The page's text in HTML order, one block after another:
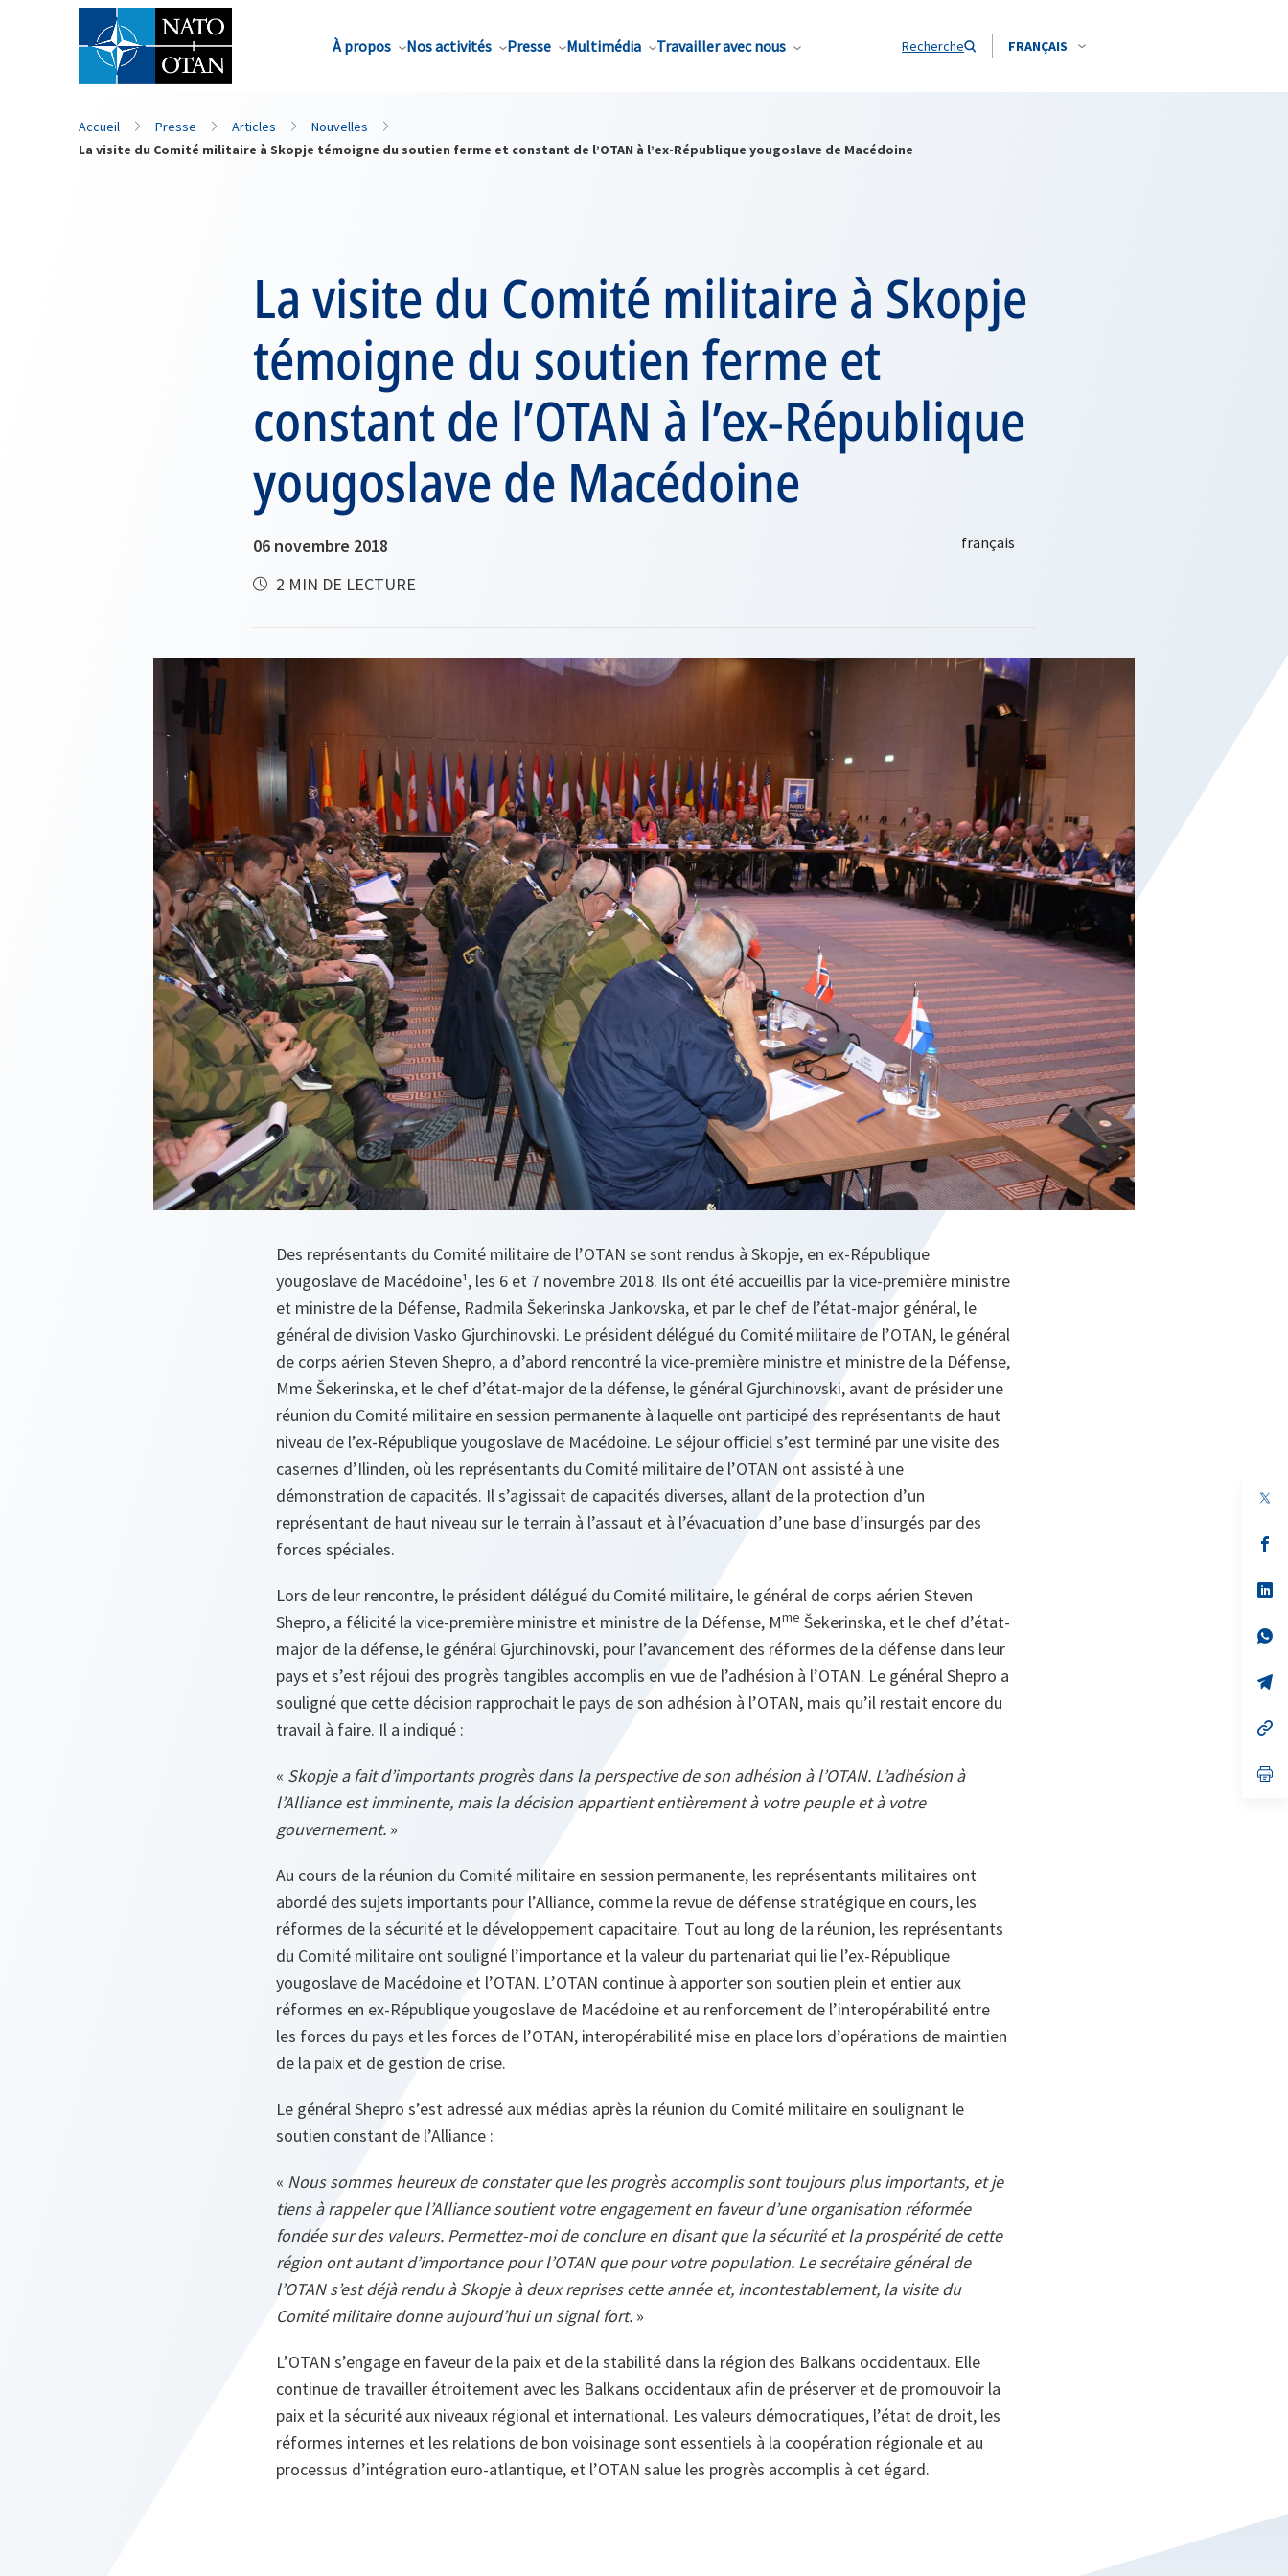
À propos Nos activités Presse Multimédia Travailler avec nous Recherche FRANÇAIS
Nom de famille*
Accueil Presse Articles
Nouvelles
La visite du Comité militaire à Skopje témoigne du soutien ferme et constant de l’OTAN à l’ex-République yougoslave de Macédoine
La visite du Comité militaire à Skopje
témoigne du soutien ferme et
constant de l’OTAN à l’ex-République
yougoslave de Macédoine
06 novembre 2018
2 MIN DE LECTURE
Des représentants du Comité militaire de l’OTAN se sont rendus à Skopje, en ex-République
yougoslave de Macédoine¹, les 6 et 7 novembre 2018. Ils ont été accueillis par la vice-première ministre
et ministre de la Défense, Radmila Šekerinska Jankovska, et par le chef de l’état-major général, le
général de division Vasko Gjurchinovski. Le président délégué du Comité militaire de l’OTAN, le général
de corps aérien Steven Shepro, a d’abord rencontré la vice-première ministre et ministre de la Défense,
Mme Šekerinska, et le chef d’état-major de la défense, le général Gjurchinovski, avant de présider une
réunion du Comité militaire en session permanente à laquelle ont participé des représentants de haut
niveau de l’ex-République yougoslave de Macédoine. Le séjour officiel s’est terminé par une visite des
casernes d’Ilinden, où les représentants du Comité militaire de l’OTAN ont assisté à une
démonstration de capacités. Il s’agissait de capacités diverses, allant de la protection d’un
représentant de haut niveau sur le terrain à l’assaut et à l’évacuation d’une base d’insurgés par des
forces spéciales.
Lors de leur rencontre, le président délégué du Comité militaire, le général de corps aérien Steven
Shepro, a félicité la vice-première ministre et ministre de la Défense, Mme Šekerinska, et le chef d’état-
major de la défense, le général Gjurchinovski, pour l’avancement des réformes de la défense dans leur
pays et s’est réjoui des progrès tangibles accomplis en vue de l’adhésion à l’OTAN. Le général Shepro a
souligné que cette décision rapprochait le pays de son adhésion à l’OTAN, mais qu’il restait encore du
travail à faire. Il a indiqué :
« Skopje a fait d’importants progrès dans la perspective de son adhésion à l’OTAN. L’adhésion à
l’Alliance est imminente, mais la décision appartient entièrement à votre peuple et à votre
gouvernement. »
Au cours de la réunion du Comité militaire en session permanente, les représentants militaires ont
abordé des sujets importants pour l’Alliance, comme la revue de défense stratégique en cours, les
réformes de la sécurité et le développement capacitaire. Tout au long de la réunion, les représentants
du Comité militaire ont souligné l’importance et la valeur du partenariat qui lie l’ex-République
yougoslave de Macédoine et l’OTAN. L’OTAN continue à apporter son soutien plein et entier aux
réformes en ex-République yougoslave de Macédoine et au renforcement de l’interopérabilité entre
les forces du pays et les forces de l’OTAN, interopérabilité mise en place lors d’opérations de maintien
de la paix et de gestion de crise.
Le général Shepro s’est adressé aux médias après la réunion du Comité militaire en soulignant le
soutien constant de l’Alliance :
« Nous sommes heureux de constater que les progrès accomplis sont toujours plus importants, et je
tiens à rappeler que l’Alliance soutient votre engagement en faveur d’une organisation réformée
fondée sur des valeurs. Permettez-moi de conclure en disant que la sécurité et la prospérité de cette
région ont autant d’importance pour l’OTAN que pour votre population. Le secrétaire général de
l’OTAN s’est déjà rendu à Skopje à deux reprises cette année et, incontestablement, la visite du
Comité militaire donne aujourd’hui un signal fort. »
L’OTAN s’engage en faveur de la paix et de la stabilité dans la région des Balkans occidentaux. Elle
continue de travailler étroitement avec les Balkans occidentaux afin de préserver et de promouvoir la
paix et la sécurité aux niveaux régional et international. Les valeurs démocratiques, l’état de droit, les
réformes internes et les relations de bon voisinage sont essentiels à la coopération régionale et au
processus d’intégration euro-atlantique, et l’OTAN salue les progrès accomplis à cet égard.